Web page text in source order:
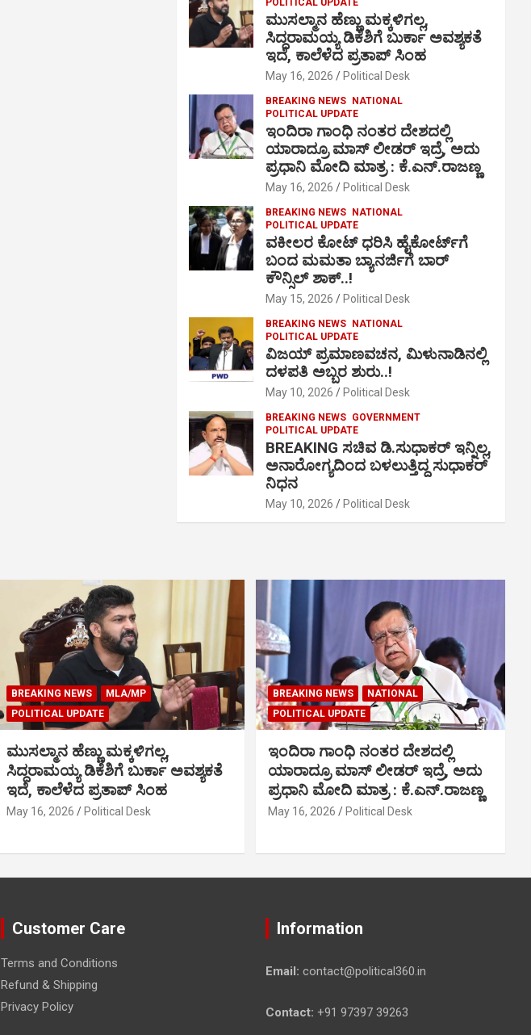
POLITICAL UPDATE
ಮುಸಲ್ಮಾನ ಹೆಣ್ಣು ಮಕ್ಕಳಿಗಲ್ಲ,
ಸಿದ್ದರಾಮಯ್ಯ ಡಿಕೆಶಿಗೆ ಬುರ್ಕಾ ಅವಶ್ಯಕತೆ
ಇದೆ, ಕಾಲೆಳೆದ ಪ್ರತಾಪ್ ಸಿಂಹ
May 16, 2026 Political Desk
BREAKING NEWS
NATIONAL
POLITICAL UPDATE
ಇಂದಿರಾ ಗಾಂಧಿ ನಂತರ ದೇಶದಲ್ಲಿ
ಯಾರಾದ್ರೂ ಮಾಸ್ ಲೀಡರ್ ಇದ್ರೆ, ಅದು
ಪ್ರಧಾನಿ ಮೋದಿ ಮಾತ್ರ : ಕೆ.ಎನ್.ರಾಜಣ್ಣ
May 16, 2026 Political Desk
BREAKING NEWS
NATIONAL
POLITICAL UPDATE
ವಕೀಲರ ಕೋಟ್ ಧರಿಸಿ ಹೈಕೋರ್ಟ್​ಗೆ
ಬಂದ ಮಮತಾ ಬ್ಯಾನರ್ಜಿಗೆ ಬಾರ್
ಕೌನ್ಸಿಲ್ ಶಾಕ್..!
May 15, 2026 Political Desk
BREAKING NEWS
NATIONAL
POLITICAL UPDATE
ವಿಜಯ್ ಪ್ರಮಾಣವಚನ, ಮಿಳುನಾಡಿನಲ್ಲಿ
ದಳಪತಿ ಅಬ್ಬರ ಶುರು..!
May 10, 2026 Political Desk
BREAKING NEWS GOVERNMENT
POLITICAL UPDATE
BREAKING ಸಚಿವ ಡಿ.ಸುಧಾಕರ್ ಇನ್ನಿಲ್ಲ,
ಅನಾರೋಗ್ಯದಿಂದ ಬಳಲುತ್ತಿದ್ದ ಸುಧಾಕರ್
ನಿಧನ
May 10, 2026 Political Desk
BREAKING NEWS
MLA/MP
POLITICAL UPDATE
ಮುಸಲ್ಮಾನ ಹೆಣ್ಣು ಮಕ್ಕಳಿಗಲ್ಲ,
ಸಿದ್ದರಾಮಯ್ಯ ಡಿಕೆಶಿಗೆ ಬುರ್ಕಾ ಅವಶ್ಯಕತೆ
ಇದೆ, ಕಾಲೆಳೆದ ಪ್ರತಾಪ್ ಸಿಂಹ
May 16, 2026 Political Desk
BREAKING NEWS
NATIONAL
POLITICAL UPDATE
ಇಂದಿರಾ ಗಾಂಧಿ ನಂತರ ದೇಶದಲ್ಲಿ
ಯಾರಾದ್ರೂ ಮಾಸ್ ಲೀಡರ್ ಇದ್ರೆ, ಅದು
ಪ್ರಧಾನಿ ಮೋದಿ ಮಾತ್ರ : ಕೆ.ಎನ್.ರಾಜಣ್ಣ
May 16, 2026 Political Desk
Customer Care
Terms and Conditions
Refund & Shipping
Privacy Policy
Information
Email: contact@political360.in
Contact: +91 97397 39263